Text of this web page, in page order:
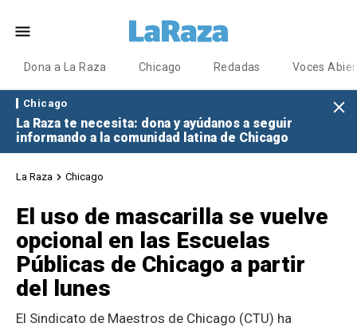
Dona a La Raza Chicago Redadas Voces
Chicago
La Raza te necesita: dona y ayúdanos a seguir
informando a la comunidad latina de Chicago
La Raza Chicago
El uso de mascarilla se vuelve
opcional en las Escuelas
Públicas de Chicago a partir
del lunes
El Sindicato de Maestros de Chicago (CTU) ha